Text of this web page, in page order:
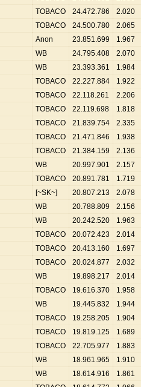
TOBACO 24.472.786 2.020
TOBACO 24.500.780 2.065
Anon 23.851.699 1.967
WB 24.795.408 2.070
WB 23.393.361 1.984
TOBACO 22.227.884 1.922
TOBACO 22.118.261 2.206
TOBACO 22.119.698 1.818
TOBACO 21.839.754 2.335
TOBACO 21.471.846 1.938
TOBACO 21.384.159 2.136
WB 20.997.901 2.157
TOBACO 20.891.781 1.719
[~SK~] 20.807.213 2.078
WB 20.788.809 2.156
WB 20.242.520 1.963
TOBACO 20.072.423 2.014
TOBACO 20.413.160 1.697
TOBACO 20.024.877 2.032
WB 19.898.217 2.014
TOBACO 19.616.370 1.958
WB 19.445.832 1.944
TOBACO 19.258.205 1.904
TOBACO 19.819.125 1.689
TOBACO 22.705.977 1.883
WB 18.961.965 1.910
WB 18.614.916 1.861